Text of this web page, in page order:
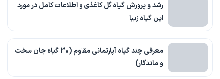
رشد و پرورش گیاه گل کاغذی و اطلاعات کامل در مورد
این گیاه زیبا
معرفی چند گیاه آپارتمانی مقاوم (30 گیاه جان سخت
و ماندگار)